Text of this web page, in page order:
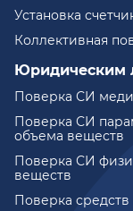
Установка
Коллективная
Юридическим
Поверка СИ
Поверка СИ
объема веществ
Поверка СИ
веществ
Поверка